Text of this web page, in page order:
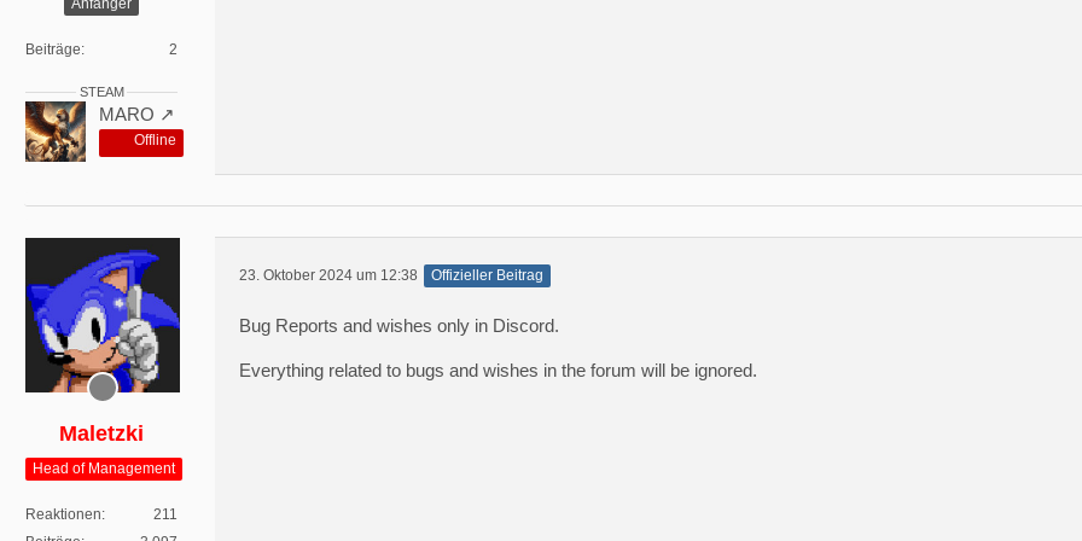
Beiträge 2
STEAM
MARO
Offline
Maletzki
Head of Management
Reaktionen
211
23. Oktober 2024 um 12:38 Offizieller Beitrag
Bug Reports and wishes only in Discord.
Everything related to bugs and wishes in the forum will be ignored.